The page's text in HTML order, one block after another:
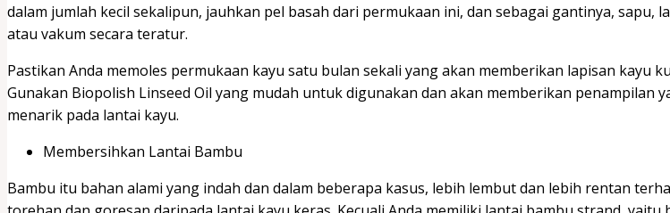
dalam jumlah kecil sekalipun, jauhkan pel basah dari permukaan ini, dan sebagai gantinya, sapu,
atau vakum secara teratur.
Pastikan Anda memoles permukaan kayu satu bulan sekali yang akan memberikan lapisan kayu
Gunakan Biopolish Linseed Oil yang mudah untuk digunakan dan akan memberikan penampilan
menarik pada lantai kayu.
Membersihkan Lantai Bambu
Bambu itu bahan alami yang indah dan dalam beberapa kasus, lebih lembut dan lebih rentan